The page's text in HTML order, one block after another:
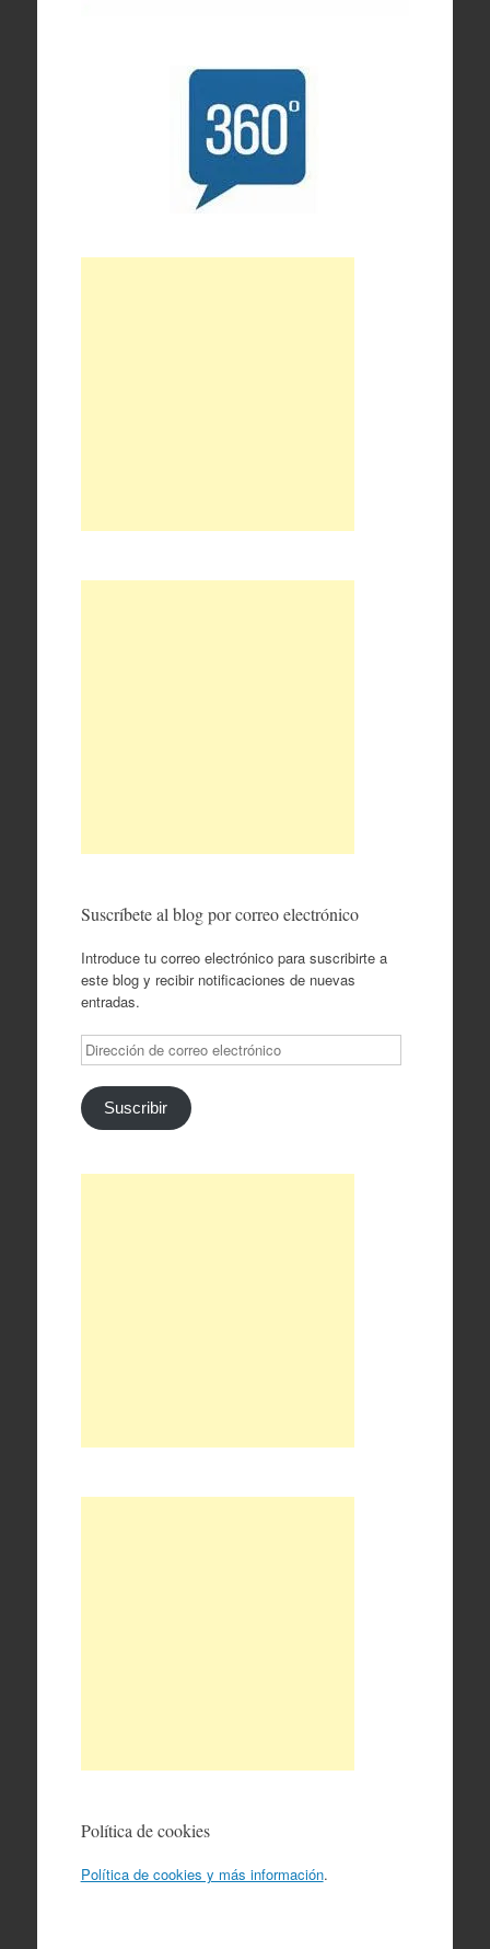
Suscríbete al blog por correo electrónico
Introduce tu correo electrónico para suscribirte a
este blog y recibir notificaciones de nuevas
entradas.
Dirección
de
correo
electrónico
Suscribir
Política de cookies
Política de cookies y más información.